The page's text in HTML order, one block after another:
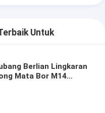
Untuk
Berlian Lingkaran
Mata Bor M14